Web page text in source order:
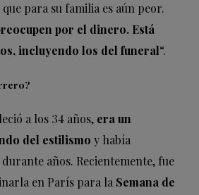
para su familia es aún peor.
por el dinero. Está
incluyendo los del funeral“.
a los 34 años, era un
del estilismo y había
años. Recientemente, fue
en París para la Semana de